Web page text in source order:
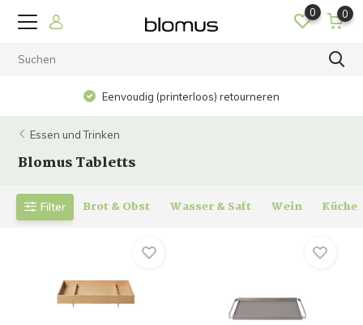
0 0
Eenvoudig (printerloos) retourneren
Essen und Trinken
Blomus Tabletts
Filter Brot & Obst Wasser & Saft Wein Küche